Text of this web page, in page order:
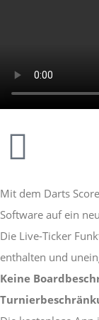
Mit dem Darts
Software auf ein
Die Live-Ticker
enthalten und
Keine